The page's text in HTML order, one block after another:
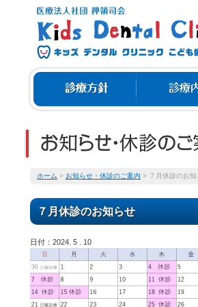
ホーム > お知らせ・休診のご案内 > ７月休診のお
７月休診のお知らせ
日付：2024. 5 . 10